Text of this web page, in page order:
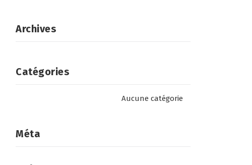
Archives
Catégories
Aucune catégorie
Méta